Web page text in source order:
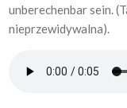
unberechenbar sein.
nieprzewidywalna).